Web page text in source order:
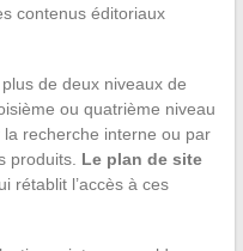
contenus éditoriaux
de deux niveaux de
ou quatrième niveau
recherche interne ou par
produits. Le plan de site
rétablit l’accès à ces